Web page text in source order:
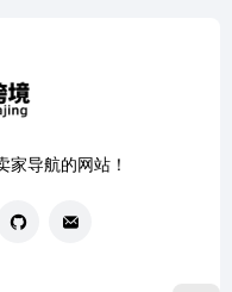
导航的网站！